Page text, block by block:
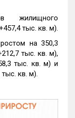
жилищного
тыс. кв. м).
на 350,3
тыс. кв. м),
тыс. кв. м) и
кв. м).